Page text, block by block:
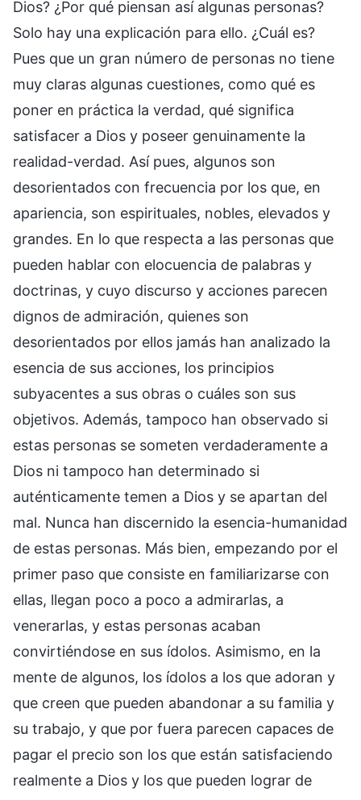
Dios? ¿Por qué piensan así algunas personas?
Solo hay una explicación para ello. ¿Cuál es?
Pues que un gran número de personas no tiene
muy claras algunas cuestiones, como qué es
poner en práctica la verdad, qué significa
satisfacer a Dios y poseer genuinamente la
realidad-verdad. Así pues, algunos son
desorientados con frecuencia por los que, en
apariencia, son espirituales, nobles, elevados y
grandes. En lo que respecta a las personas que
pueden hablar con elocuencia de palabras y
doctrinas, y cuyo discurso y acciones parecen
dignos de admiración, quienes son
desorientados por ellos jamás han analizado la
esencia de sus acciones, los principios
subyacentes a sus obras o cuáles son sus
objetivos. Además, tampoco han observado si
estas personas se someten verdaderamente a
Dios ni tampoco han determinado si
auténticamente temen a Dios y se apartan del
mal. Nunca han discernido la esencia-humanidad
de estas personas. Más bien, empezando por el
primer paso que consiste en familiarizarse con
ellas, llegan poco a poco a admirarlas, a
venerarlas, y estas personas acaban
convirtiéndose en sus ídolos. Asimismo, en la
mente de algunos, los ídolos a los que adoran y
que creen que pueden abandonar a su familia y
su trabajo, y que por fuera parecen capaces de
pagar el precio son los que están satisfaciendo
realmente a Dios y los que pueden lograr de